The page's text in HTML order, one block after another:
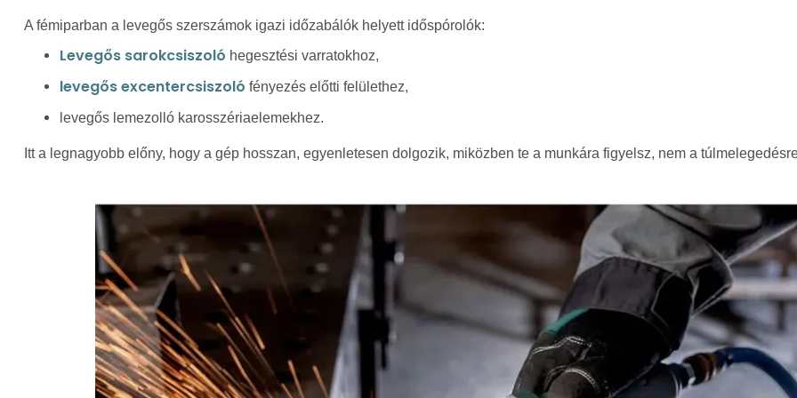
A fémiparban a levegős szerszámok igazi időzabálók helyett időspórolók:
Levegős sarokcsiszoló hegesztési varratokhoz,
levegős excentercsiszoló fényezés előtti felülethez,
levegős lemezolló karosszériaelemekhez.
Itt a legnagyobb előny, hogy a gép hosszan, egyenletesen dolgozik, miközben te a munkára figyelsz, nem a